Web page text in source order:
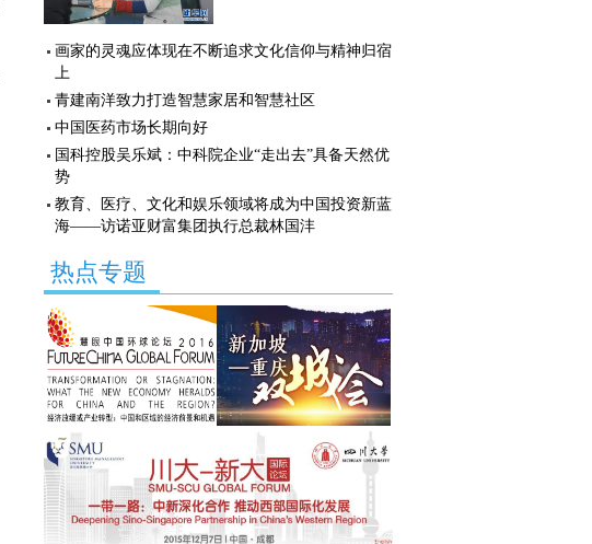
画家的灵魂应体现在不断追求文化信仰与精神归宿
上
青建南洋致力打造智慧家居和智慧社区
中国医药市场长期向好
国科控股吴乐斌：中科院企业“走出去”具备天然优
势
教育、医疗、文化和娱乐领域将成为中国投资新蓝
海——访诺亚财富集团执行总裁林国沣
热点专题